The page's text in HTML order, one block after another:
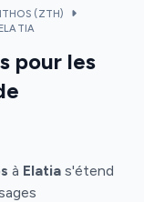
(ZTH)
pour les
à Elatia s'étend